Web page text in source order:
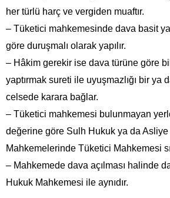
her türlü harç ve vergiden muaftır.
– Tüketici mahkemesinde dava basit
göre duruşmalı olarak yapılır.
– Hâkim gerekir ise dava türüne göre
yaptırmak sureti ile uyuşmazlığı bir ya
celsede karara bağlar.
– Tüketici mahkemesi bulunmayan
değerine göre Sulh Hukuk ya da
Mahkemelerinde Tüketici Mahkemesi
– Mahkemede dava açılması halinde
Hukuk Mahkemesi ile aynıdır.